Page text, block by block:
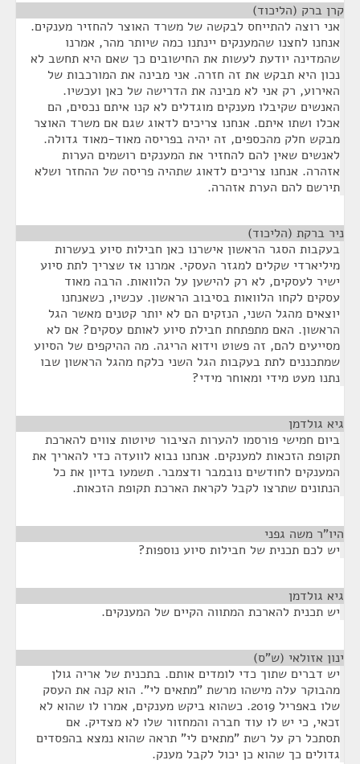
קרן ברק (הליכוד)
אני רוצה להתייחס לבקשה של משרד האוצר להחזיר מענקים.
אנחנו לחצנו שהמענקים יינתנו כמה שיותר מהר, אמרנו
שהמדינה יודעת לעשות את החישובים כך שאם היא תחשב לא
נכון היא תבקש את זה חזרה. אני מבינה את המורכבות של
האירוע, רק אני לא מבינה את הדרישה של כאן ועכשיו.
האנשים שקיבלו מענקים מוגדלים לא קנו איתם נכסים, הם
אכלו ושתו איתם. אנחנו צריכים לדאוג שגם אם משרד האוצר
מבקש חלק מהכספים, זה יהיה בפריסה מאוד-מאוד גדולה.
לאנשים שאין להם להחזיר את המענקים רושמים הערות
אזהרה. אנחנו צריכים לדאוג שתהיה פריסה של ההחזר ושלא
תירשם להם הערת אזהרה.
ניר ברקת (הליכוד)
בעקבות הסגר הראשון אישרנו כאן חבילות סיוע בעשרות
מיליארדי שקלים למגזר העסקי. אמרנו אז שצריך לתת סיוע
ישיר לעסקים, לא רק להישען על הלוואות. הרבה מאוד
עסקים לקחו הלוואות בסיבוב הראשון. עכשיו, כשאנחנו
יוצאים מהגל השני, הנזקים הם לא יותר קטנים מאשר הגל
הראשון. האם מתפתחת חבילת סיוע לאותם עסקים? אם לא
מסייעים להם, זה פשוט וידוא הריגה. מה ההיקפים של הסיוע
שמתכננים לתת בעקבות הגל השני כלקח מהגל הראשון שבו
נתנו מעט מידי ומאוחר מידי?
גיא גולדמן
ביום חמישי פורסמו להערות הציבור טיוטות צווים להארכת
תקופת הזכאות למענקים. אנחנו נבוא לוועדה כדי להאריך את
המענקים לחודשים נובמבר ודצמבר. תשמעו בדיון את כל
הנתונים שתרצו לקבל לקראת הארכת תקופת הזכאות.
היו"ר משה גפני
יש לכם תכנית של חבילות סיוע נוספות?
גיא גולדמן
יש תכנית להארכת המתווה הקיים של המענקים.
ינון אזולאי (ש"ס)
יש דברים שתוך כדי לומדים אותם. בתכנית של אריה גולן
מהבוקר עלה מישהו מרשת "מתאים לי". הוא קנה את העסק
שלו באפריל 2019. כשהוא ביקש מענקים, אמרו לו שהוא לא
זכאי, כי יש לו עוד חברה והמחזור שלו לא מצדיק. אם
תסתכל רק על רשת "מתאים לי" תראה שהוא נמצא בהפסדים
גדולים כך שהוא כן יכול לקבל מענק.